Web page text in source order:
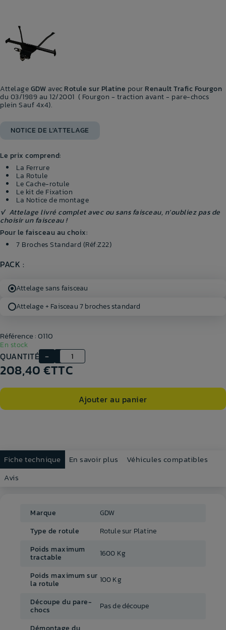
AttelageGDWavec Rotule sur Platine pour Renault Trafic Fourgon
du 03/1989 au 12/2001 ( Fourgon - traction avant - pare-chocs
plein Sauf4x4).
NOTICE DE L'ATTELAGE
Le prix comprend:
La Ferrure
La Rotule
Le Cache-rotule
Le kit de Fixation
La Notice de montage
√ Attelage livré complet avec ou sans faisceau, n'oubliez pas de
choisir un faisceau !
Pour le faisceau au choix:
7 Broches Standard (Réf:Z22)
PACK :
Attelage sans faisceau
Attelage + Faisceau 7 broches standard
QUANTITÉ
En stock
Référence : 0110
208,40 €TTC
Ajouter au panier
Fiche technique En savoir plus
Véhicules compatibles
Avis
Marque
GDW
Type de rotule
Rotule sur Platine
Poids maximum
tractable 1600 Kg
Poids maximum sur
la rotule 100 Kg
Découpe du pare-
chocs Pas de découpe